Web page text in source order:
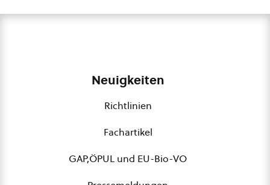
Neuigkeiten
Richtlinien
Fachartikel
GAP,ÖPUL und EU-Bio-VO